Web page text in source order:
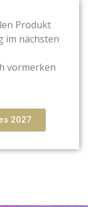
Produkt
im nächsten
vormerken
2027